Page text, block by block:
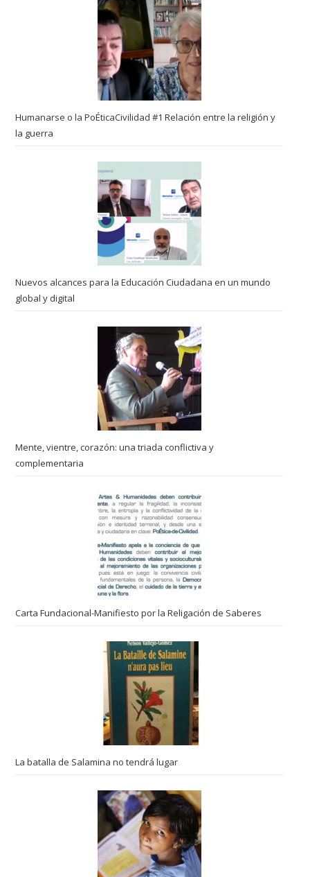
Humanarse o la PoÉticaCivilidad #1 Relación entre la religión y
la guerra
Nuevos alcances para la Educación Ciudadana en un mundo
global y digital
Mente, vientre, corazón: una triada conflictiva y
complementaria
Carta Fundacional-Manifiesto por la Religación de Saberes
La batalla de Salamina no tendrá lugar